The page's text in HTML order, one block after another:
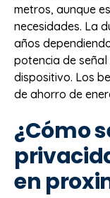
metros, aunque
necesidades. La
años
potencia de
dispositivo. Los
de ahorro de
¿Cómo
en